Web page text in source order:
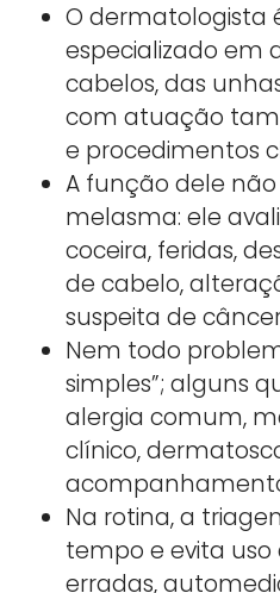
O dermatologista
especializado em
cabelos, das
com atuação
e procedimentos
A função dele
melasma: ele
coceira, feridas,
de cabelo,
suspeita de
Nem todo
simples”; alguns
alergia comum,
clínico,
Na rotina, a
tempo e evita
erradas,